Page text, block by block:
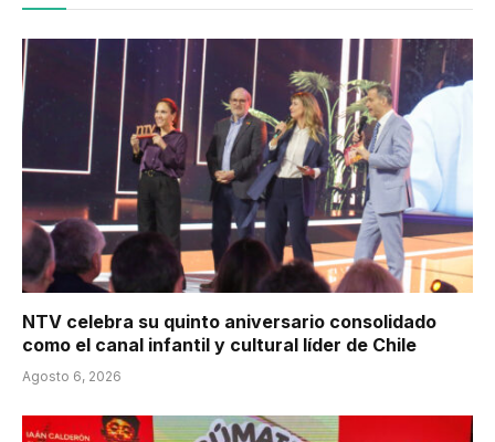
NTV celebra su quinto aniversario consolidado
como el canal infantil y cultural líder de Chile
Agosto 6, 2026